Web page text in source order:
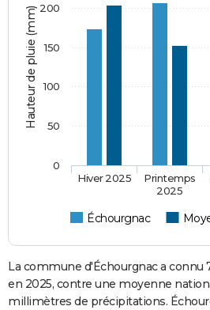
Hauteur de pluie (mm)
Échourgnac
Hiver 2025
Printemps
2025
0
50
100
150
200
La commune d'Échourgnac a connu
en 2025, contre une moyenne
millimètres de précipitations.